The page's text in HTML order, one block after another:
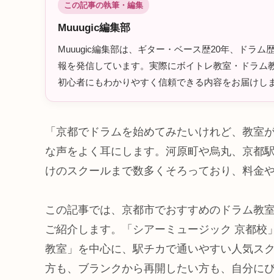
この記事の執筆・編集
Muuugic編集部
Muuugic編集部は、ギター・ベース歴20年、ドラム
報を発信しています。実際にボイトレ教室・ドラム
初心者にもわかりやすく信頼できる内容をお届けし
「京都でドラムを始めてみたいけれど、教
な声をよく耳にします。河原町や烏丸、京都
けのスクールまで数多くそろっており、料金
この記事では、京都市でおすすめのドラム教
ご紹介します。「シアーミュージック 京都
教室」を中心に、駅チカで通いやすい人気ス
方も、ブランクから再開したい方も、自分に